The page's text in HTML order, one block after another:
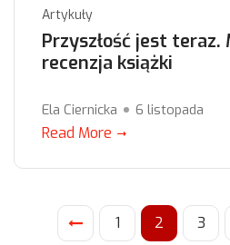
Artykuły
Przyszłość jest
recenzja książki
Ela Ciernicka 6 listopada
Read More
1 2 3